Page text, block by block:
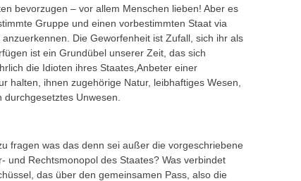
bevorzugen – vor allem Menschen lieben! Aber es
Gruppe und einen vorbestimmten Staat via
Die Geworfenheit ist Zufall, sich ihr als
ist ein Grundübel unserer Zeit, das sich
die Idioten ihres Staates,Anbeter einer
halten, ihnen zugehörige Natur, leibhaftiges Wesen,
Unwesen.
fragen was das denn sei außer die vorgeschriebene
und Rechtsmonopol des Staates? Was verbindet
das über den gemeinsamen Pass, also die